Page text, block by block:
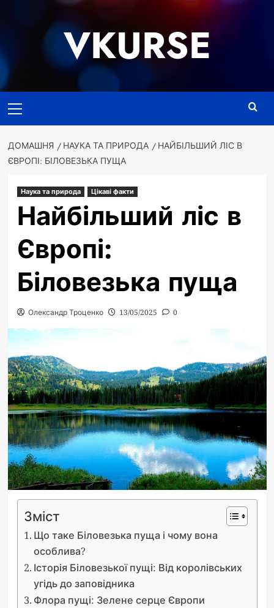
VKURSE
меню
ДОМАШНЯ НАУКА ТА ПРИРОДА
НАЙБІЛЬШИЙ ЛІС В
ЄВРОПІ: БІЛОВЕЗЬКА ПУЩА
Наука та природа Цікаві факти
Найбільший ліс в
Європі:
Біловезька пуща
Олександр Троценко 13/05/2025 0
Зміст
Що таке Біловезька пуща і чому вона
особлива?
Історія Біловезької пущі: Від королівських
угідь до заповідника
Флора пущі: Зелене серце Європи